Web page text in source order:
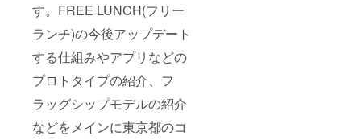
す。FREE LUNCH(フリー
ランチ)の今後アップデート
する仕組みやアプリなどの
プロトタイプの紹介、フ
ラッグシップモデルの紹介
などをメインに東京都のコ